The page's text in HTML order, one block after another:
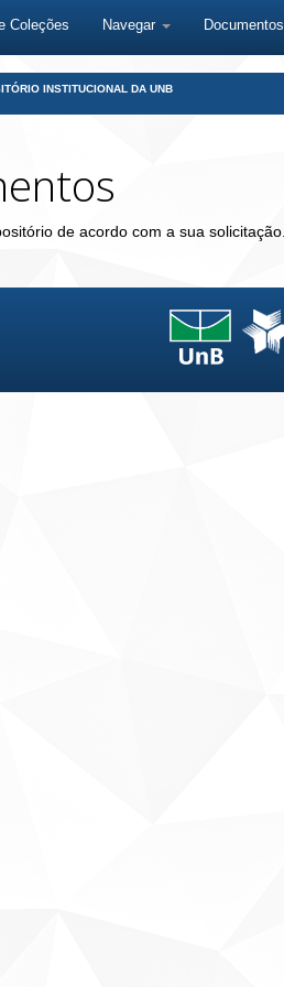
Coleções Navegar Documentos
INSTITUCIONAL DA UNB
de acordo com a sua solicitação.